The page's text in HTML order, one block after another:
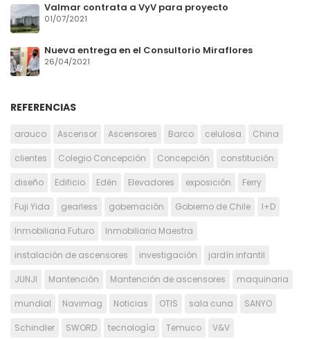
Valmar contrata a VyV para proyecto
01/07/2021
Nueva entrega en el Consultorio Miraflores
26/04/2021
REFERENCIAS
arauco Ascensor Ascensores Barco celulosa China
clientes Colegio Concepción Concepción constitución
diseño Edificio Edén Elevadores exposición Ferry
Fuji Yida gearless gobernación Gobierno de Chile I+D
Inmobiliaria Futuro Inmobiliaria Maestra
instalación de ascensores investigación jardín infantil
JUNJI Mantención Mantención de ascensores maquinaria
mundial Navimag Noticias OTIS sala cuna SANYO
Schindler SWORD tecnología Temuco V&V